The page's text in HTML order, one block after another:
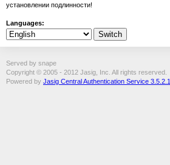
установлении подлинности!
Languages:
Served by snape
Copyright © 2005 - 2012 Jasig, Inc. All rights reserved.
Powered by Jasig Central Authentication Service 3.5.2.1